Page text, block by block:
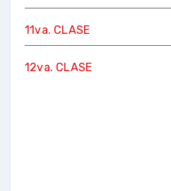
11va. CLASE
12va. CLASE